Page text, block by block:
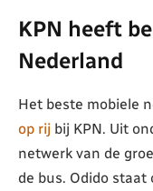
KPN heeft
Nederland
Het beste mobiele
op rij bij KPN. Uit
netwerk van de
de bus. Odido staat